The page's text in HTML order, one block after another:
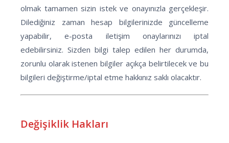
olmak tamamen sizin istek ve onayınızla gerçekleşir.
Dilediğiniz zaman hesap bilgilerinizde güncelleme
yapabilir, e-posta iletişim onaylarınızı iptal
edebilirsiniz. Sizden bilgi talep edilen her durumda,
zorunlu olarak istenen bilgiler açıkça belirtilecek ve bu
bilgileri değiştirme/iptal etme hakkınız saklı olacaktır.
Değişiklik Hakları